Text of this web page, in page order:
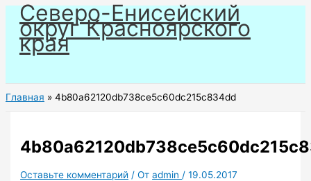
Перейти
содержимому
Северо-Енисейский
округ Красноярского
края
Главная 4b80a62120db738ce5c60dc215c834dd
Оставьте комментарий / Отadmin /19.05.2017